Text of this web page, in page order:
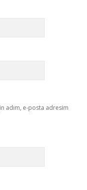
adım, e-posta adresim